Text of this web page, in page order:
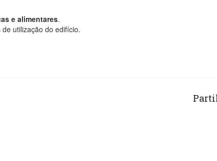
e alimentares.
utilização do edifício.